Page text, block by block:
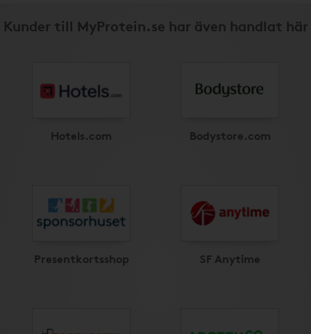
Kunder till MyProtein.se har även handlat här
Hotels.com Bodystore.com
Presentkortsshop SF Anytime